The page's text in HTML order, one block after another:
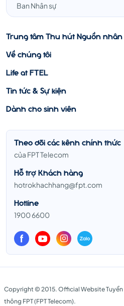
Ban Nhân sự
Trung tâm Thu hút Nguồn
Về chúng tôi
Life at FTEL
Tin tức & Sự kiện
Dành cho sinh viên
Theo dõi các kênh chính thức
của FPT Telecom
Hỗ trợ Khách hàng
hotrokhachhang@fpt.com
Hotline
1900 6600
Copyright © 2015. Official Website Tuyển
thông FPT (FPT Telecom).